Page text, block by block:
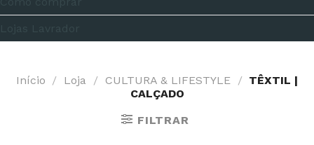
Início / Loja / CULTURA & LIFESTYLE / TÊXTIL |
CALÇADO
FILTRAR